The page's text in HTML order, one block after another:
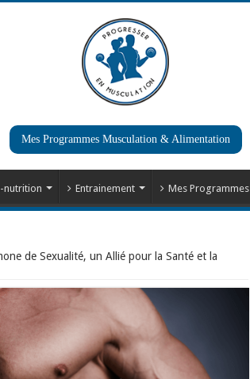
Mes Programmes Musculation & Alimentation
nutrition Entrainement Mes Programmes
de Sexualité, un Allié pour la Santé et la